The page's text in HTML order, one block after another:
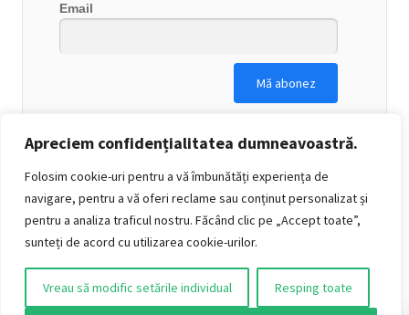
Apreciem confidențialitatea dumneavoastră.
Folosim cookie-uri pentru a vă îmbunătăți experiența de
navigare, pentru a vă oferi reclame sau conținut personalizat și
pentru a analiza traficul nostru. Făcând clic pe „Accept toate”,
sunteți de acord cu utilizarea cookie-urilor.
Vreau să modific setările individual Resping toate
Email
0